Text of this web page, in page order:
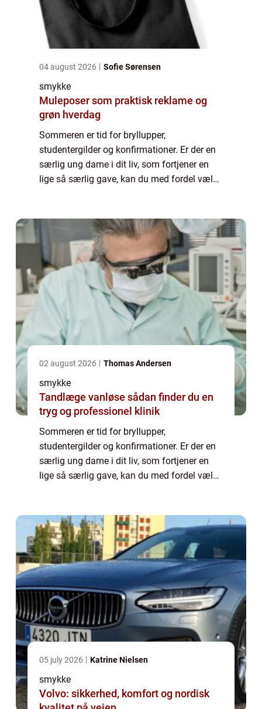
04 august 2026 Sofie Sørensen
smykke
Muleposer som praktisk reklame og
grøn hverdag
Sommeren er tid for bryllupper,
studentergilder og konfirmationer. Er der en
særlig ung dame i dit liv, som fortjener en
lige så særlig gave, kan du med fordel vælge
02 august 2026 Thomas Andersen
smykke
Tandlæge vanløse sådan finder du en
tryg og professionel klinik
Sommeren er tid for bryllupper,
studentergilder og konfirmationer. Er der en
særlig ung dame i dit liv, som fortjener en
lige så særlig gave, kan du med fordel vælge
05 july 2026 Katrine Nielsen
smykke
Volvo: sikkerhed, komfort og nordisk